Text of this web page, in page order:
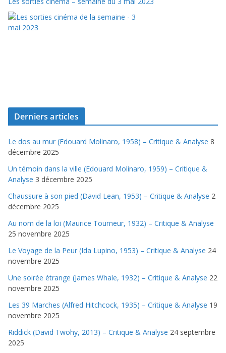
Derniers articles
Le dos au mur (Edouard Molinaro, 1958) – Critique & Analyse 8
décembre 2025
Un témoin dans la ville (Edouard Molinaro, 1959) – Critique &
Analyse 3 décembre 2025
Chaussure à son pied (David Lean, 1953) – Critique & Analyse 2
décembre 2025
Au nom de la loi (Maurice Tourneur, 1932) – Critique & Analyse
25 novembre 2025
Le Voyage de la Peur (Ida Lupino, 1953) – Critique & Analyse 24
novembre 2025
Une soirée étrange (James Whale, 1932) – Critique & Analyse 22
novembre 2025
Les 39 Marches (Alfred Hitchcock, 1935) – Critique & Analyse 19
novembre 2025
Riddick (David Twohy, 2013) – Critique & Analyse 24 septembre
2025